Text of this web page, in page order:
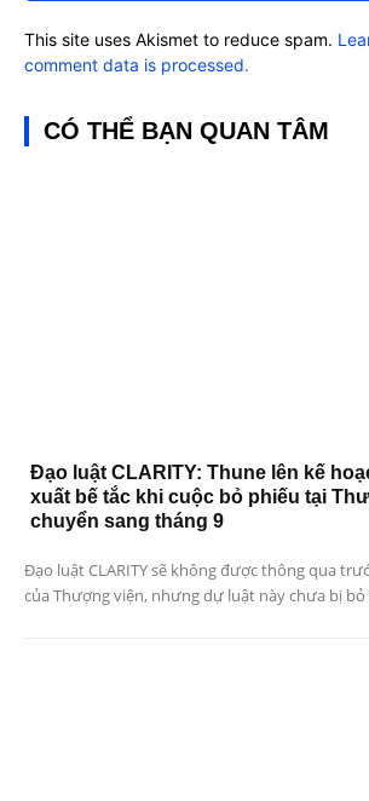
This site uses Akismet to reduce spam.
comment data is processed.
CÓ THỂ BẠN QUAN TÂM
Đạo luật CLARITY: Thune lên kế
xuất bế tắc khi cuộc bỏ phiếu tại
chuyển sang tháng 9
Đạo luật CLARITY sẽ không được thông qua
của Thượng viện, nhưng dự luật này chưa bị bỏ